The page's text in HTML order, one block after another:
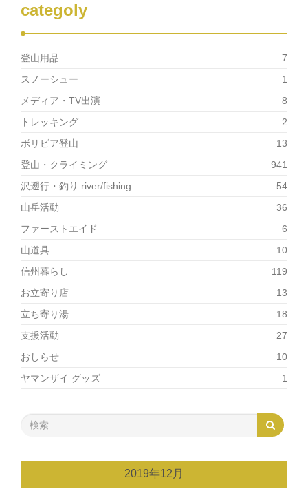
で
開
き
categoly
登山用品
7
スノーシュー
1
メディア・TV出演
8
トレッキング
2
ボリビア登山
13
登山・クライミング
941
沢遡行・釣り river/fishing
54
山岳活動
36
ファーストエイド
6
山道具
10
信州暮らし
119
お立寄り店
13
立ち寄り湯
18
支援活動
27
おしらせ
10
ヤマンザイ グッズ
1
2019年12月